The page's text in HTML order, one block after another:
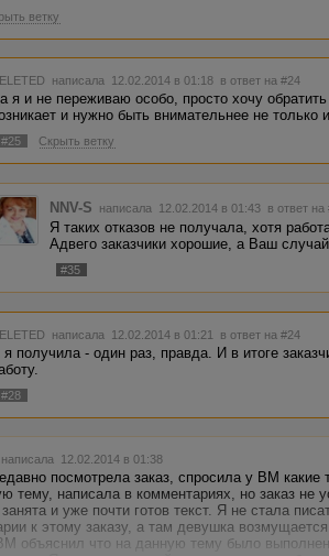
ветку
написала 12.02.2014 в 01:18 в ответ на #24
я и не переживаю особо, просто хочу
и нужно быть внимательнее не только
#25 Скрыть ветку
NNV-S написала 12.02.2014 в 01:43 в ответ на
Я таких отказов не получала, хотя
Адвего заказчики хорошие, а Ваш
#35
написала 12.02.2014 в 01:21 в ответ на #24
я получила - один раз, правда. И в итоге
#28
написала 12.02.2014 в 01:38
посмотрела заказ, спросила у ВМ
тему, написала в комментариях, но заказ не
и уже почти готов текст. Я не стала
к этому заказу, а там девушка
объяснил что на данную тему было